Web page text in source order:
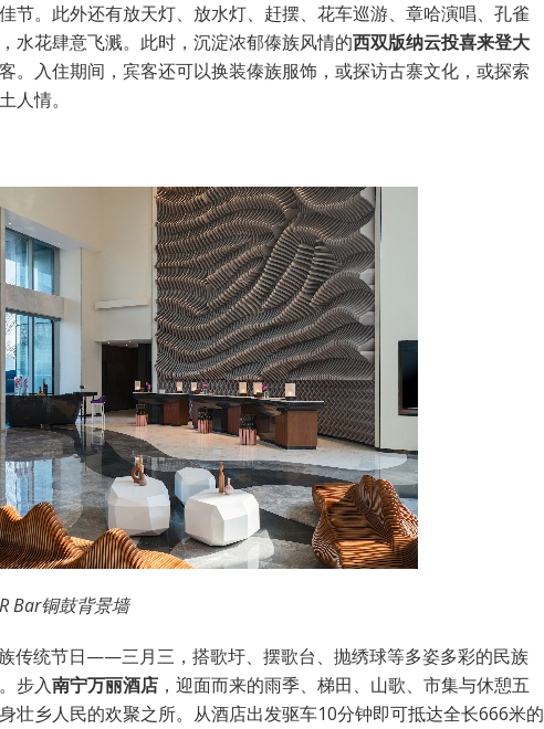
节。此外还有放天灯、放水灯、赶摆、花车巡游、章哈演唱、孔雀
水花肆意飞溅。此时，沉淀浓郁傣族风情的西双版纳云投喜来登大
。入住期间，宾客还可以换装傣族服饰，或探访古寨文化，或探索
人情。
Bar铜鼓背景墙
传统节日——三月三，搭歌圩、摆歌台、抛绣球等多姿多彩的民族
步入南宁万丽酒店 ，迎面而来的雨季、梯田、山歌、市集与休憩五
壮乡人民的欢聚之所。从酒店出发驱车10分钟即可抵达全长666米的